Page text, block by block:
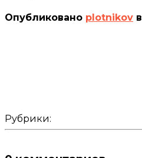
Опубликовано plotnikov в
Рубрики: